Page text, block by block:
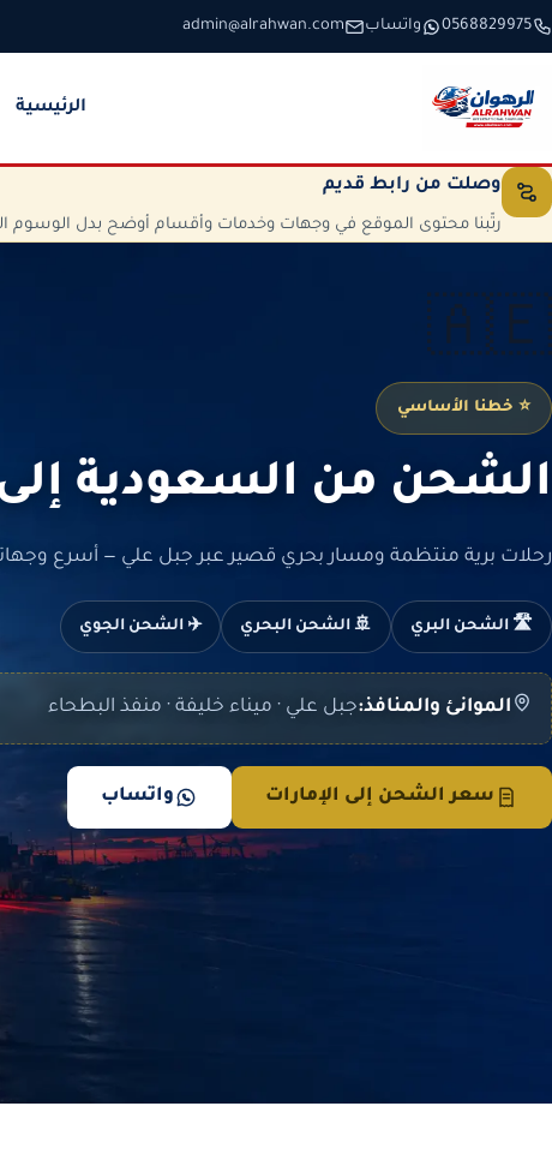
تخطَّ إلى المحتوى
0568829975 واتساب admin@alrahwan.com
الرئيسية
وصلت من رابط قديم
رتّبنا محتوى الموقع في وجهات وخدمات وأقسام أوضح بدل الوسوم
🇦🇪
⭐ خطنا الأساسي
الشحن من السعودية إلى
رحلات برية منتظمة ومسار بحري قصير عبر جبل علي — أسرع
🛣️ الشحن البري 🚢 الشحن البحري ✈️ الشحن الجوي
الموانئ والمنافذ:جبل علي · ميناء خليفة · منفذ البطحاء
سعر الشحن إلى الإمارات واتساب